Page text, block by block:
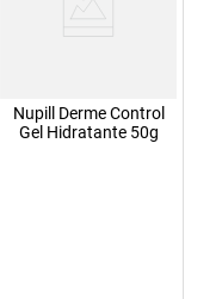
Nupill Derme Control
Gel Hidratante 50g